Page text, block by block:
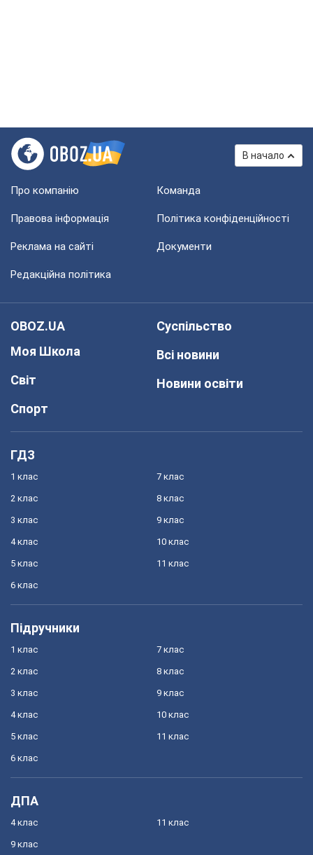
В начало
Про компанію Команда
Правова інформація Політика конфіденційності
Реклама на сайті Документи
Редакційна політика
OBOZ.UA
Моя Школа
Світ
Спорт
Суспільство
Всі новини
Новини освіти
ГДЗ
1 клас
2 клас
3 клас
4 клас
5 клас
6 клас
7 клас
8 клас
9 клас
10 клас
11 клас
Підручники
1 клас
2 клас
3 клас
4 клас
5 клас
6 клас
7 клас
8 клас
9 клас
10 клас
11 клас
ДПА
4 клас
9 клас
11 клас